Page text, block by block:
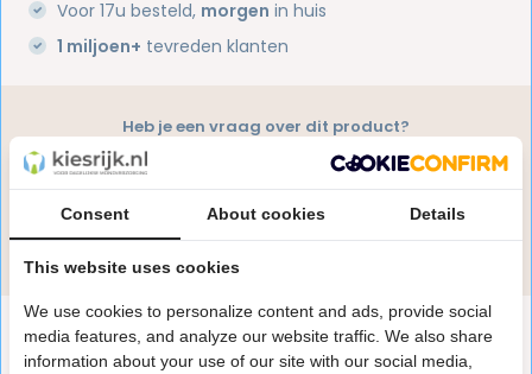
Voor 17u besteld, morgen in huis
1 miljoen+ tevreden klanten
Productomschrijving
Heb je een vraag over dit product?
Onze specialisten helpen je graag! Spreek ons aan
in de chat of stuur een e-mail.
Stuur e-mail
Consent About cookies Details
This website uses cookies
We use cookies to personalize content and ads, provide social
media features, and analyze our website traffic. We also share
information about your use of our site with our social media,